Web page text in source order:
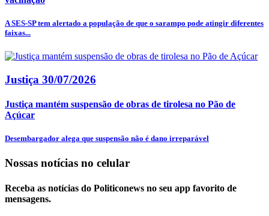
A SES-SP tem alertado a população de que o sarampo pode atingir diferentes
faixas...
Justiça 30/07/2026
Justiça mantém suspensão de obras de tirolesa no Pão de
Açúcar
Desembargador alega que suspensão não é dano irreparável
Nossas notícias no celular
Receba as notícias do Politiconews no seu app favorito de
mensagens.